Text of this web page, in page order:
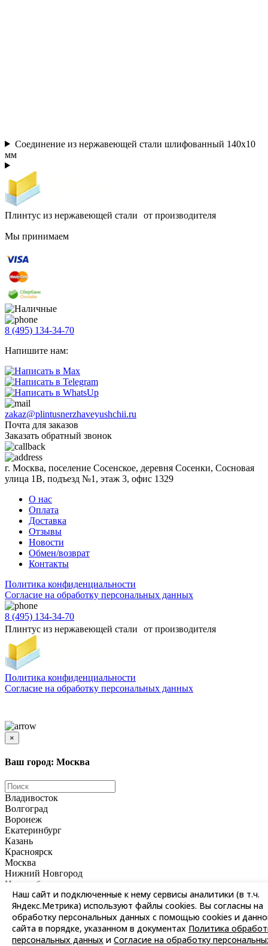
Соединение из нержавеющей стали шлифованный 140х10
мм
Плинтус из нержавеющей стали от производителя
Мы принимаем
8 (495) 134-34-70
Напишите нам:
zakaz@plintusnerzhaveyushchii.ru
Почта для заказов
Заказать обратный звонок
г. Москва, поселение Сосенское, деревня Сосенки, Сосновая
улица 1В, подъезд №1, этаж 3, офис 1329
О нас
Оплата
Доставка
Отзывы
Новости
Обмен/возврат
Контакты
Политика конфиденциальности
Согласиe на обработку персональных данных
8 (495) 134-34-70
Плинтус из нержавеющей стали от производителя
Политика конфиденциальности
Согласиe на обработку персональных данных
Наш сайт и подключенные к нему сервисы аналитики (в т.ч.
Яндекс.Метрика) используют файлы cookies. Вы согласны на
обработку персональных данных с помощью cookies и
сайта в порядке, указанном в документах Политика
персональных данных и Согласие на обработку
×
Ваш город: Москва
Владивосток
Волгоград
Воронеж
Екатеринбург
Казань
Красноярск
Москва
Нижний Новгород
Новосибирск
Омск
Пермь
Ростов-на-Дону
Самара
Санкт-Петербург